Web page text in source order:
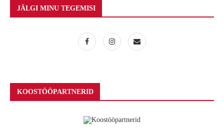
JÄLGI MINU TEGEMISI
KOOSTÖÖPARTNERID